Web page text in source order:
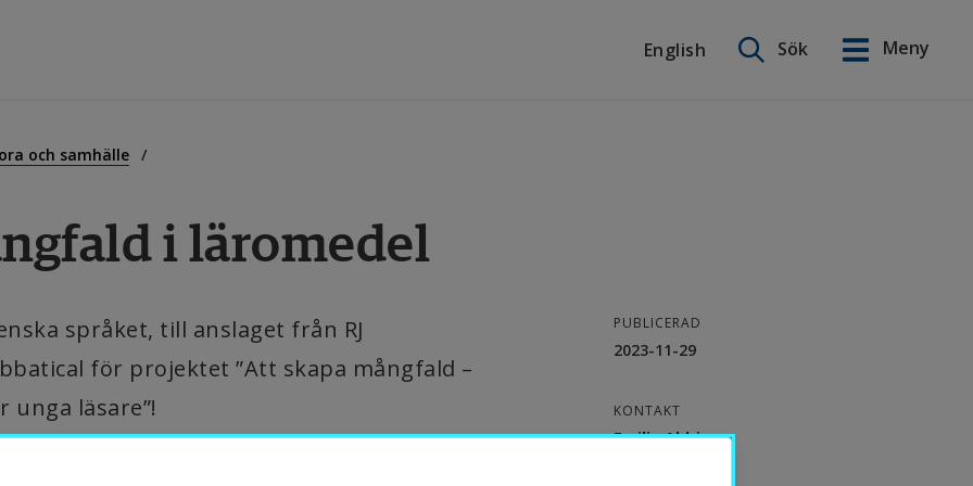
English
Sök
Meny
och samhälle
i läromedel
språket, till anslaget från RJ
för projektet ”Att skapa mångfald –
läsare”!
PUBLICERAD
2023-11-29
KONTAKT
Emilia Aldrin
English
Högskolan